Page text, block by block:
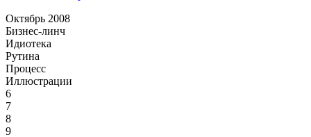
Октябрь 2008
Бизнес-линч
Идиотека
Рутина
Процесс
Иллюстрации
6
7
8
9